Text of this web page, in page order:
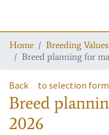
Home
Breeding Values
Breed planning for
Back to selection form
Breed
2026